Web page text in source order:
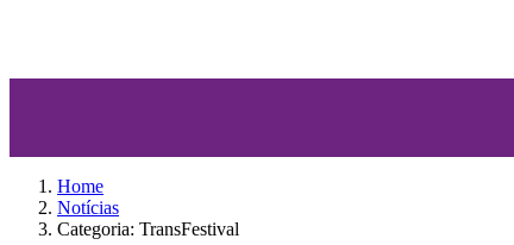
Home
Notícias
Categoria: TransFestival